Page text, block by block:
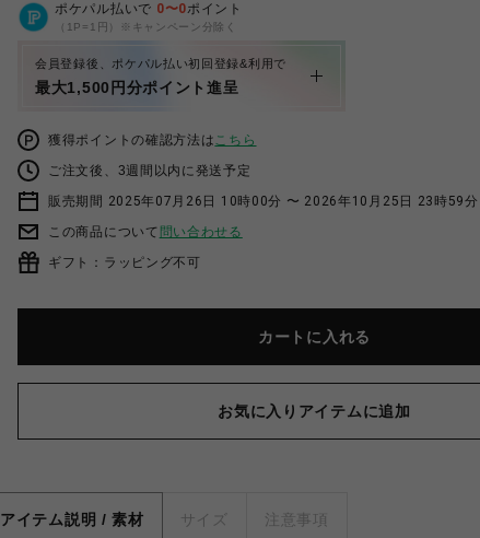
ポケパル払いで 0〜0ポイント
（1P=1円）※キャンペーン分除く
会員登録後、ポケパル払い初回登録&利用で
最大1,500円分ポイント進呈
獲得ポイントの確認方法はこちら
ご注文後、3週間以内に発送予定
販売期間 2025年07月26日 10時00分 〜 2026年10月25日 23時59分
この商品について 問い合わせる
ギフト：ラッピング不可
カートに入れる
お気に入りアイテムに追加
アイテム説明 / 素材 サイズ 注意事項